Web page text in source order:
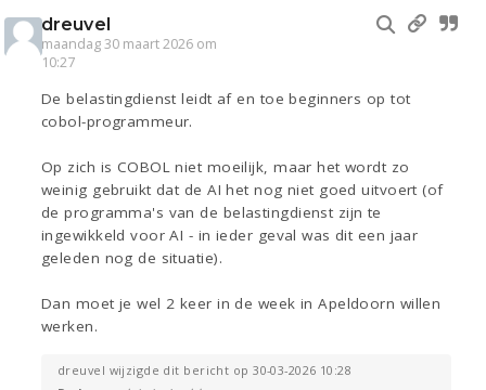
dreuvel
maandag 30 maart 2026 om
10:27
De belastingdienst leidt af en toe beginners op tot
cobol-programmeur.
Op zich is COBOL niet moeilijk, maar het wordt zo
weinig gebruikt dat de AI het nog niet goed uitvoert (of
de programma's van de belastingdienst zijn te
ingewikkeld voor AI - in ieder geval was dit een jaar
geleden nog de situatie).
Dan moet je wel 2 keer in de week in Apeldoorn willen
werken.
dreuvel wijzigde dit bericht op 30-03-2026 10:28